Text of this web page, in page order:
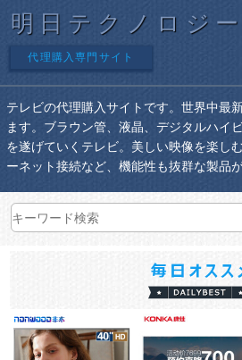
明日テクノロジー
代理購入専門サイト
テレビの代理購入サイトです。世界中最
ます。ブラウン管、液晶、デジタルハイ
を遂げていくテレビ。美しい映像を楽し
ーネット接続など、機能性も抜群な製品